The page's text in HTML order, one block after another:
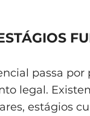
passa
legal.
estágios